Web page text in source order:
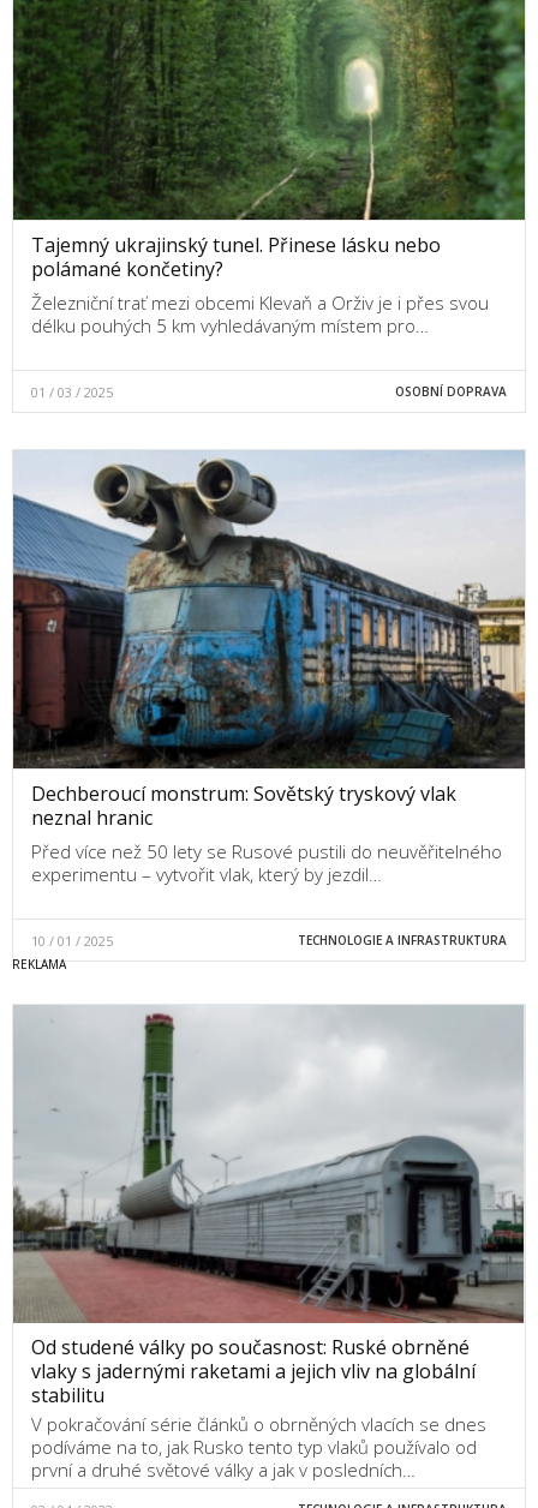
Tajemný ukrajinský tunel. Přinese lásku nebo
polámané končetiny?
Železniční trať mezi obcemi Klevaň a Orživ je i přes svou
délku pouhých 5 km vyhledávaným místem pro…
01 / 03 / 2025 OSOBNÍ DOPRAVA
Dechberoucí monstrum: Sovětský tryskový vlak
neznal hranic
Před více než 50 lety se Rusové pustili do neuvěřitelného
experimentu – vytvořit vlak, který by jezdil…
10 / 01 / 2025 TECHNOLOGIE A INFRASTRUKTURA
Od studené války po současnost: Ruské obrněné
vlaky s jadernými raketami a jejich vliv na globální
stabilitu
V pokračování série článků o obrněných vlacích se dnes
podíváme na to, jak Rusko tento typ vlaků používalo od
první a druhé světové války a jak v posledních…